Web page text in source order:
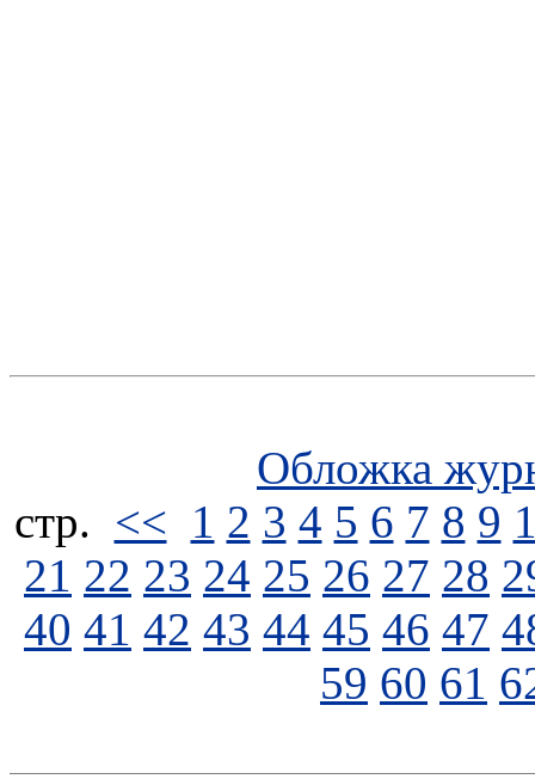
Обложка
стp. << 1 2 3 4 5 6 7 8 9
21 22 23 24 25 26 27 28
40 41 42 43 44 45 46 47
59 60 61